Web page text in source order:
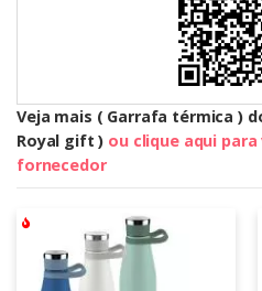
Veja mais ( Garrafa térmica )
Royal gift ) ou clique aqui
fornecedor